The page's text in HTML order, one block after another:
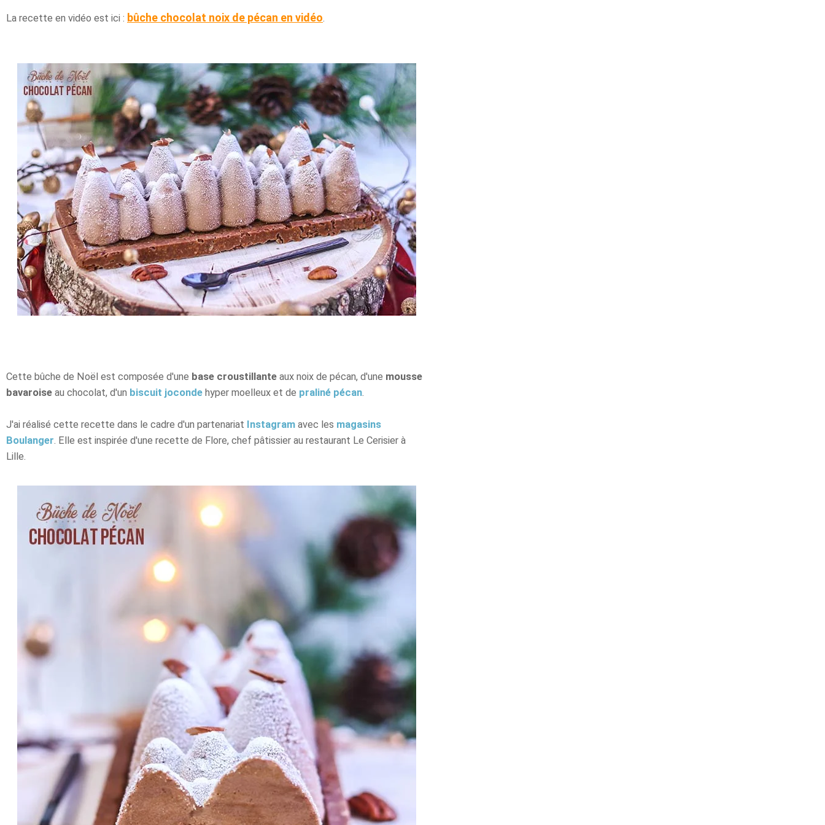
La recette en vidéo est ici : bûche chocolat noix de pécan en vidéo
Cette bûche de Noël est composée d'une base croustillante aux noix de pécan, d'une mousse
bavaroise au chocolat, d'un biscuit joconde hyper moelleux et de praliné pécan
J'ai réalisé cette recette dans le cadre d'un partenariat Instagram avec les magasins
Boulanger . Elle est inspirée d'une recette de Flore, chef pâtissier au restaurant Le Cerisier à
Lille.